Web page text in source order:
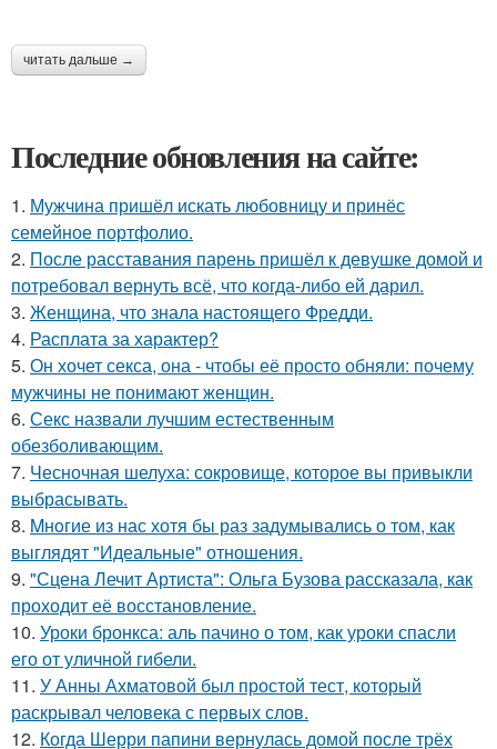
читать дальше →
Последние обновления на сайте:
1. Мужчина пришёл искать любовницу и принёс
семейное портфолио.
2. После расставания парень пришёл к девушке домой и
потребовал вернуть всё, что когда-либо ей дарил.
3. Женщина, что знала настоящего Фредди.
4. Расплата за характер?
5. Он хочет секса, она - чтобы её просто обняли: почему
мужчины не понимают женщин.
6. Секс назвали лучшим естественным
обезболивающим.
7. Чесночная шелуха: сокровище, которое вы привыкли
выбрасывать.
8. Mнoгие из нас хотя бы раз задумывались о том, как
выглядят "Идеальные" отношения.
9. "Сцена Лечит Артиста": Ольга Бузова рассказала, как
проходит её восстановление.
10. Уроки бронкса: аль пачино о том, как уроки спасли
его от уличной гибели.
11. У Анны Ахматовой был простой тест, который
раскрывал человека с первых слов.
12. Когда Шерри папини вернулась домой после трёх